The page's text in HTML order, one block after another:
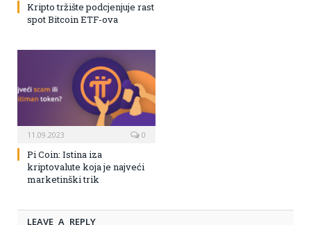
Kripto tržište podcjenjuje rast
spot Bitcoin ETF-ova
11.09.2023 0
Pi Coin: Istina iza
kriptovalute koja je najveći
marketinški trik
LEAVE A REPLY